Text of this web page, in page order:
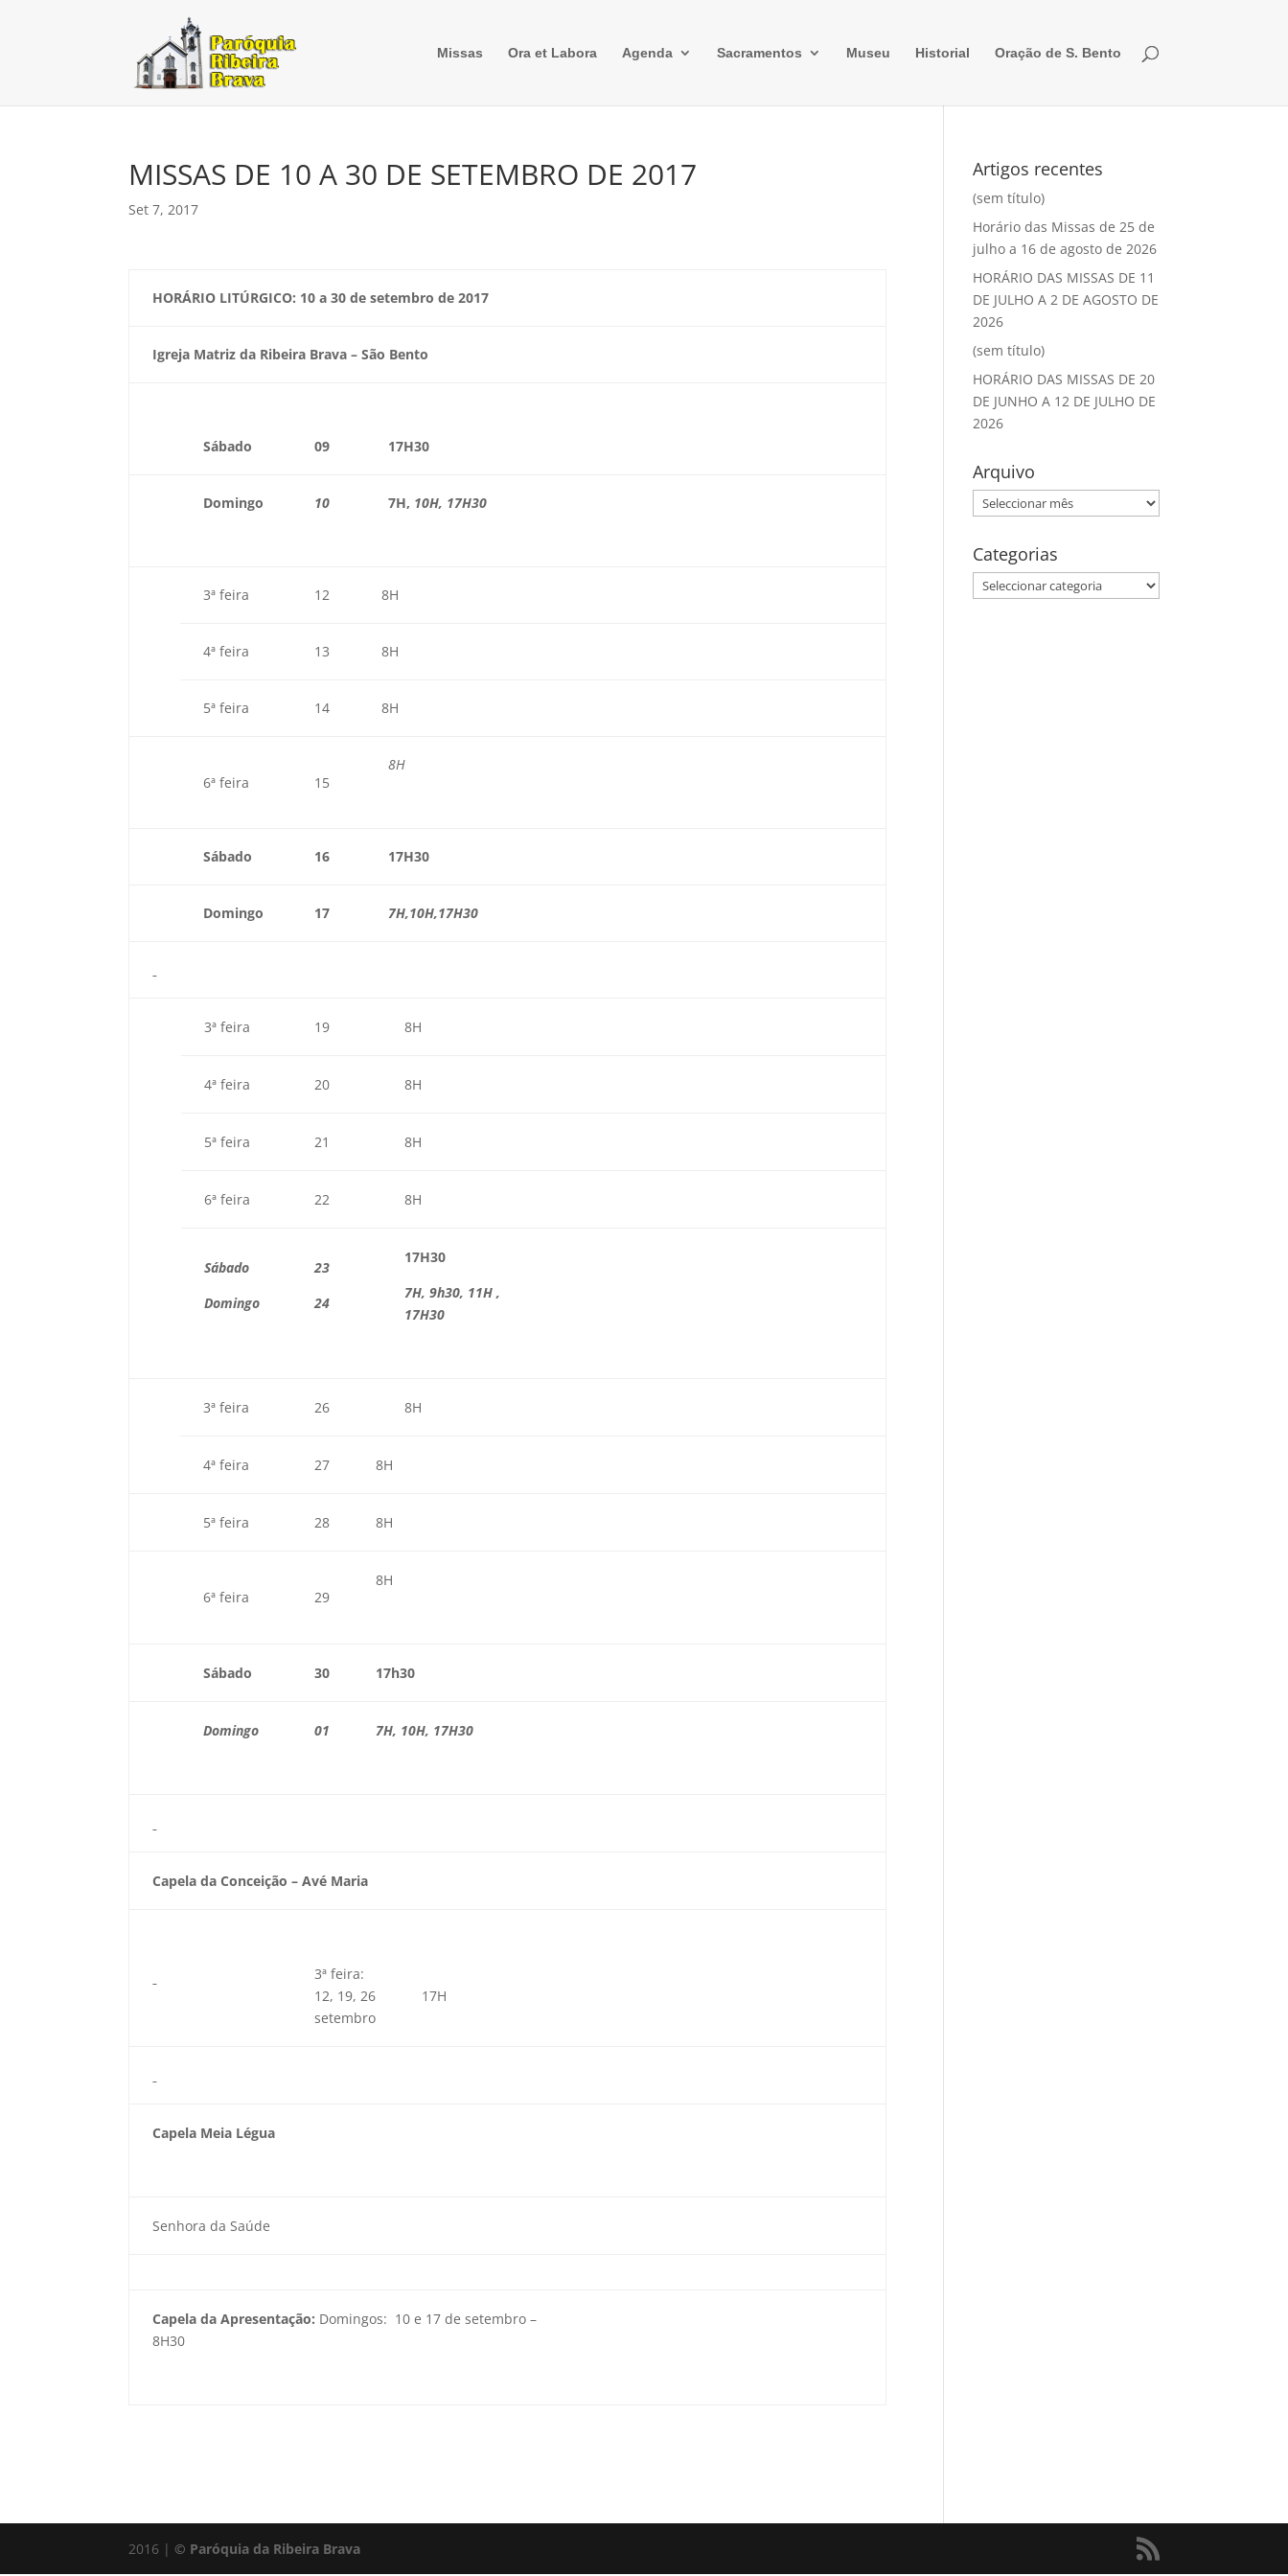
Missas Ora et Labora Agenda Sacramentos Museu Historial Oração de S. Bento
MISSAS DE 10 A 30 DE SETEMBRO DE 2017
Set 7, 2017
HORÁRIO LITÚRGICO: 10 a 30 de setembro de 2017
Igreja Matriz da Ribeira Brava – São Bento
Sábado 09 17H30
Domingo 10 7H, 10H, 17H30
3ª feira 12 8H
4ª feira 13 8H
5ª feira 14 8H
6ª feira 15
8H
Sábado 16 17H30
Domingo 17 7H,10H,17H30
3ª feira 19 8H
4ª feira 20 8H
5ª feira 21 8H
6ª feira 22 8H
Sábado
Domingo
23
24
17H30
7H, 9h30, 11H ,
17H30
3ª feira 26 8H
4ª feira 27 8H
5ª feira 28 8H
6ª feira 29
8H
Sábado 30 17h30
Domingo 01 7H, 10H, 17H30
Capela da Conceição – Avé Maria
3ª feira:
12, 19, 26
setembro
17H
Capela Meia Légua
Senhora da Saúde
Capela da Apresentação: Domingos: 10 e 17 de setembro –
8H30
Artigos recentes
(sem título)
Horário das Missas de 25 de
julho a 16 de agosto de 2026
HORÁRIO DAS MISSAS DE 11
DE JULHO A 2 DE AGOSTO DE
2026
(sem título)
HORÁRIO DAS MISSAS DE 20
DE JUNHO A 12 DE JULHO DE
2026
Arquivo
Arquivo
Categorias
Categorias
2016 | © Paróquia da Ribeira Brava